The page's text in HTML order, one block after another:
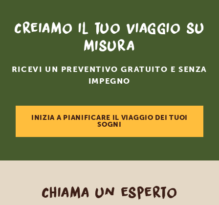
Creiamo il tuo viaggio su
misura
RICEVI UN PREVENTIVO GRATUITO E SENZA
IMPEGNO
INIZIA A PIANIFICARE IL VIAGGIO DEI TUOI
SOGNI
Chiama un esperto